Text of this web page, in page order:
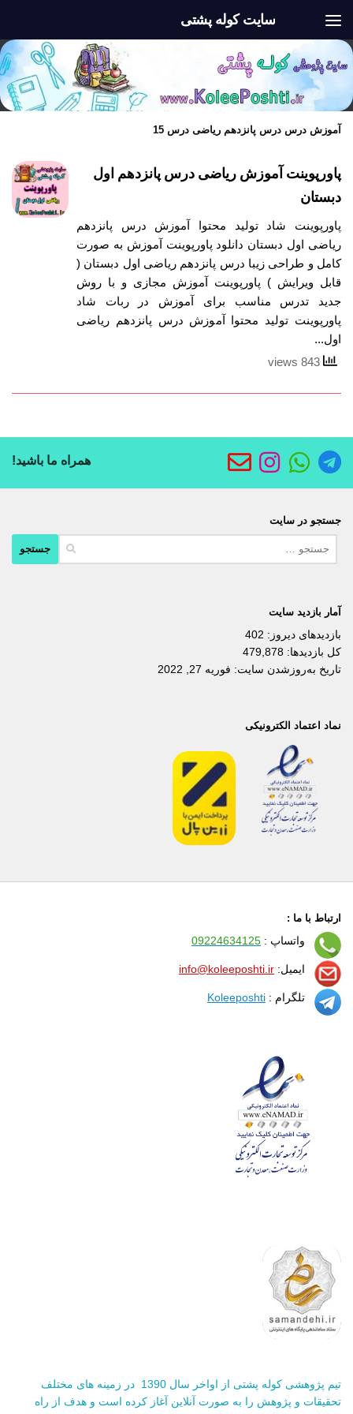
سایت کوله پشتی
آموزش درس درس پانزدهم ریاضی درس 15
پاورپوینت آموزش ریاضی درس پانزدهم اول
دبستان
پاورپوینت شاد تولید محتوا آموزش درس پانزدهم
ریاضی اول دبستان دانلود پاورپوینت آموزش به صورت
کامل و طراحی زیبا درس پانزدهم ریاضی اول دبستان (
قابل ویرایش ) پاورپوینت آموزش مجازی و با روش
جدید تدرس مناسب برای آموزش در ربات شاد
پاورپوینت تولید محتوا آموزش درس پانزدهم ریاضی
اول...
همراه ما باشید!
جستجو در سایت
آمار بازدید سایت
بازدیدهای دیروز: 402
کل بازدیدها: 479,878
تاریخ به‌روزشدن سایت: فوریه 27, 2022
نماد اعتماد الکترونیکی
ارتباط با ما :
واتساپ : 09224634125
ایمیل: info@koleeposhti.ir
تلگرام : Koleeposhti
تیم پژوهشی کوله پشتی از اواخر سال 1390 در زمینه های مختلف
تحقیقات و پژوهش را به صورت آنلاین آغاز کرده است و هدف از راه